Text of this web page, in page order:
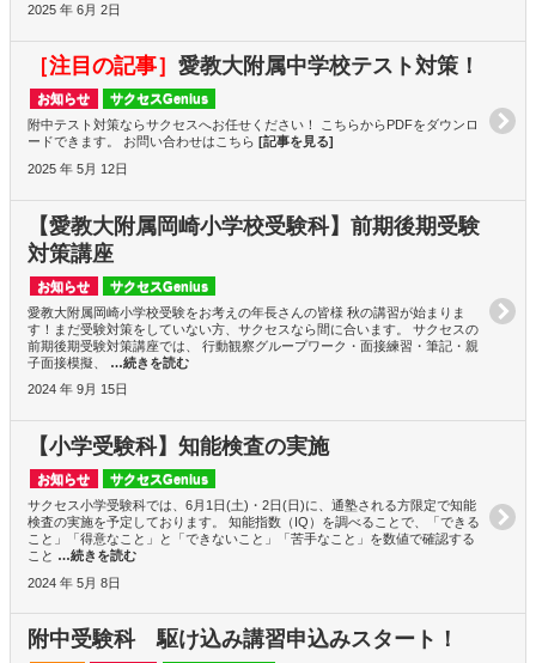
2025 年 6月 2日
［注目の記事］ 愛教大附属中学校テスト対策！
お知らせ
サクセスGenius
附中テスト対策ならサクセスへお任せください！ こちらからPDFをダウンロ
ードできます。 お問い合わせはこちら [記事を見る]
2025 年 5月 12日
【愛教大附属岡崎小学校受験科】前期後期受験
対策講座
お知らせ
サクセスGenius
愛教大附属岡崎小学校受験をお考えの年長さんの皆様 秋の講習が始まりま
す！まだ受験対策をしていない方、サクセスなら間に合います。 サクセスの
前期後期受験対策講座では、 行動観察グループワーク・面接練習・筆記・親
子面接模擬、 …続きを読む
2024 年 9月 15日
【小学受験科】知能検査の実施
お知らせ
サクセスGenius
サクセス小学受験科では、6月1日(土)・2日(日)に、通塾される方限定で知能
検査の実施を予定しております。 知能指数（IQ）を調べることで、「できる
こと」「得意なこと」と「できないこと」「苦手なこと」を数値で確認する
こと …続きを読む
2024 年 5月 8日
附中受験科 駆け込み講習申込みスタート！